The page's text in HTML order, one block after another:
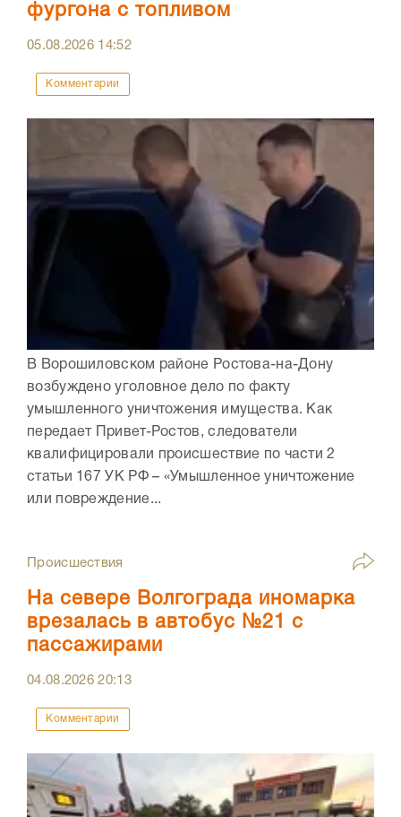
фургона с топливом
05.08.2026 14:52
Комментарии
В Ворошиловском районе Ростова-на-Дону
возбуждено уголовное дело по факту
умышленного уничтожения имущества. Как
передает Привет-Ростов, следователи
квалифицировали происшествие по части 2
статьи 167 УК РФ – «Умышленное уничтожение
или повреждение...
Происшествия
На севере Волгограда иномарка
врезалась в автобус №21 с
пассажирами
04.08.202620:13
Комментарии